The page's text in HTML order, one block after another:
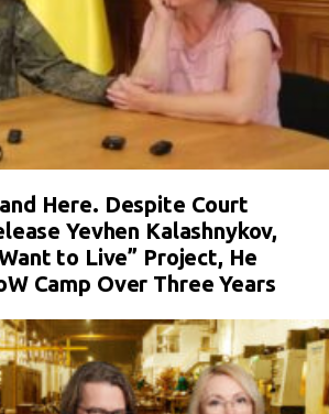
Here. Despite Court
Yevhen Kalashnykov,
to Live” Project, He
Camp Over Three Years